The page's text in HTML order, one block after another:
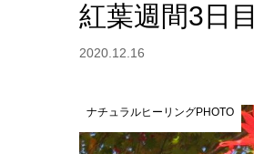
紅葉週間3日目
2020.12.16
ナチュラルヒーリングPHOTO